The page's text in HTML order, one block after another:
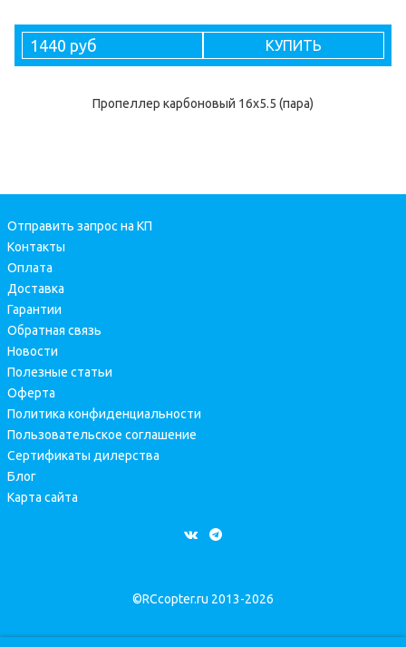
1440 руб КУПИТЬ
Пропеллер карбоновый 16x5.5 (пара)
Отправить запрос на КП
Контакты
Оплата
Доставка
Гарантии
Обратная связь
Новости
Полезные статьи
Оферта
Политика конфиденциальности
Пользовательское соглашение
Сертификаты дилерства
Блог
Карта сайта
©RCcopter.ru 2013-2026